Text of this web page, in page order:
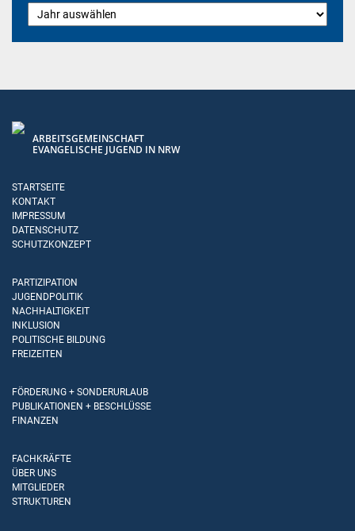
ARBEITSGEMEINSCHAFT
EVANGELISCHE JUGEND IN NRW
STARTSEITE
KONTAKT
IMPRESSUM
DATENSCHUTZ
SCHUTZKONZEPT
PARTIZIPATION
JUGENDPOLITIK
NACHHALTIGKEIT
INKLUSION
POLITISCHE BILDUNG
FREIZEITEN
FÖRDERUNG + SONDERURLAUB
PUBLIKATIONEN + BESCHLÜSSE
FINANZEN
FACHKRÄFTE
ÜBER UNS
MITGLIEDER
STRUKTUREN